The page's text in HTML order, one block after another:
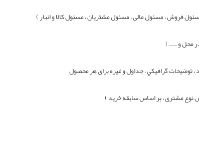
فروش ، مسئول مالی ، مسئول مشتريان ، مسئول کالا و انبار )
محل و .... )
، توضيحات گرافيکي ، جداول و غيره برای هر محصول
نوع مشتری ، بر اساس سابقه خرید )